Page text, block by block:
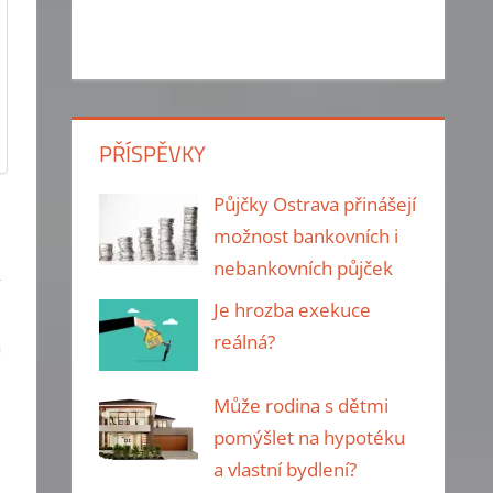
PŘÍSPĚVKY
Půjčky Ostrava přinášejí
možnost bankovních i
nebankovních půjček
Je hrozba exekuce
reálná?
Může rodina s dětmi
pomýšlet na hypotéku
a vlastní bydlení?